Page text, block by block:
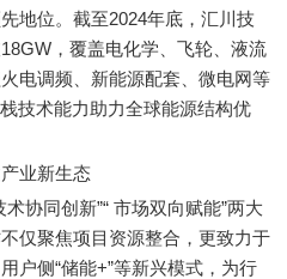
地位。截至2024年底，汇川技
，覆盖电化学、飞轮、液流
电调频、新能源配套、微电网等
技术能力助力全球能源结构优
业新生态
同创新”“ 市场双向赋能”两大
仅聚焦项目资源整合，更致力于
户侧“储能+”等新兴模式，为行